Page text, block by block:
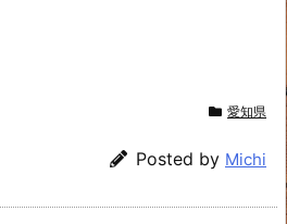
愛知県
Posted by Michi